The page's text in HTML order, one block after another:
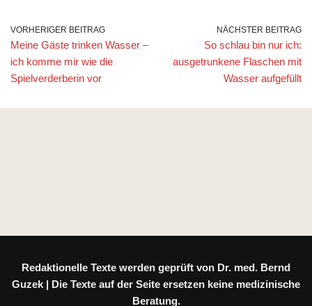
VORHERIGER BEITRAG
Meine Gäste trinken Wasser –
ich komme mir wie die
Spielverderberin vor
NÄCHSTER BEITRAG
So schlau bin nur ich:
ausgetrunkene Flaschen mit
Wasser aufgefüllt
Redaktionelle Texte werden geprüft von Dr. med. Bernd
Guzek | Die Texte auf der Seite ersetzen keine medizinische
Beratung.